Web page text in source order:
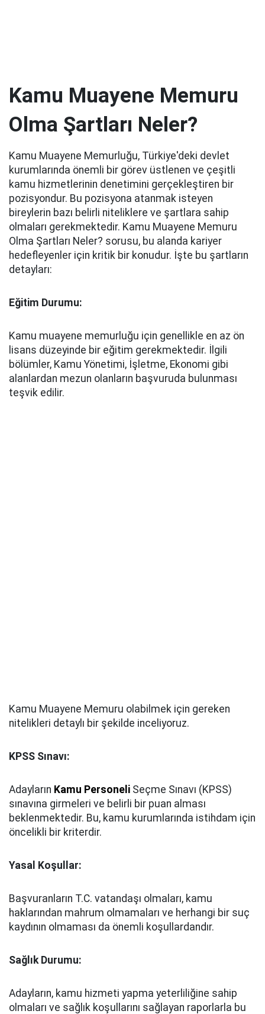
Kamu Muayene Memuru
Olma Şartları Neler?
Kamu Muayene Memurluğu, Türkiye'deki devlet
kurumlarında önemli bir görev üstlenen ve çeşitli
kamu hizmetlerinin denetimini gerçekleştiren bir
pozisyondur. Bu pozisyona atanmak isteyen
bireylerin bazı belirli niteliklere ve şartlara sahip
olmaları gerekmektedir. Kamu Muayene Memuru
Olma Şartları Neler? sorusu, bu alanda kariyer
hedefleyenler için kritik bir konudur. İşte bu şartların
detayları:
Eğitim Durumu:
Kamu muayene memurluğu için genellikle en az ön
lisans düzeyinde bir eğitim gerekmektedir. İlgili
bölümler, Kamu Yönetimi, İşletme, Ekonomi gibi
alanlardan mezun olanların başvuruda bulunması
teşvik edilir.
Kamu Muayene Memuru olabilmek için gereken
nitelikleri detaylı bir şekilde inceliyoruz.
KPSS Sınavı:
Adayların Kamu Personeli Seçme Sınavı (KPSS)
sınavına girmeleri ve belirli bir puan alması
beklenmektedir. Bu, kamu kurumlarında istihdam için
öncelikli bir kriterdir.
Yasal Koşullar:
Başvuranların T.C. vatandaşı olmaları, kamu
haklarından mahrum olmamaları ve herhangi bir suç
kaydının olmaması da önemli koşullardandır.
Sağlık Durumu:
Adayların, kamu hizmeti yapma yeterliliğine sahip
olmaları ve sağlık koşullarını sağlayan raporlarla bu